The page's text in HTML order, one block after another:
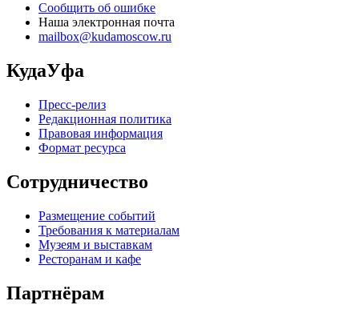
Сообщить об ошибке
Наша электронная почта
mailbox@kudamoscow.ru
КудаУфа
Пресс-релиз
Редакционная политика
Правовая информация
Формат ресурса
Сотрудничество
Размещение событий
Требования к материалам
Музеям и выставкам
Ресторанам и кафе
Партнёрам